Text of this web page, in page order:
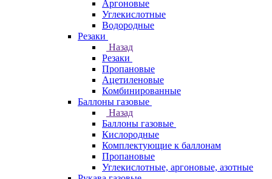
Аргоновые
Углекислотные
Водородные
Резаки
Назад
Резаки
Пропановые
Ацетиленовые
Комбинированные
Баллоны газовые
Назад
Баллоны газовые
Кислородные
Комплектующие к баллонам
Пропановые
Углекислотные, аргоновые, азотные